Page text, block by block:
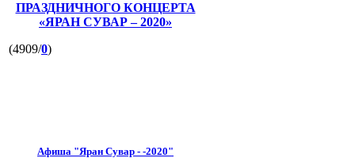
ПРАЗДНИЧНОГО КОНЦЕРТА
«ЯРАН СУВАР – 2020»
(4909/0)
Афиша "Яран Сувар - -2020"